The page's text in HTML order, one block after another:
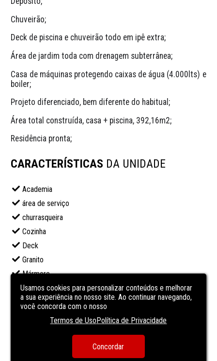
Chuveirão;
Deck de piscina e chuveirão todo em ipê extra;
Área de jardim toda com drenagem subterrânea;
Casa de máquinas protegendo caixas de água (4.000lts) e
boiler;
Projeto diferenciado, bem diferente do habitual;
Área total construída, casa + piscina, 392,16m2;
Residência pronta;
CARACTERÍSTICAS DA UNIDADE
Academia
área de serviço
churrasqueira
Cozinha
Deck
Granito
Mármore
Piscina
Piscina Privativa
piso laminado
Usamos cookies para personalizar conteúdos e melhorar
a sua experiência no nosso site. Ao continuar navegando,
você concorda com o nosso
Termos de UsoPolítica de Privacidade
Concordar